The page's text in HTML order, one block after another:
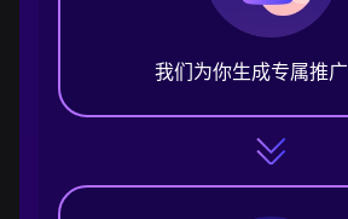
我们为你生成专属推